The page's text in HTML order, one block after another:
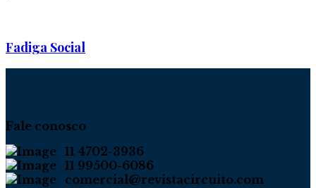
Fadiga Social
Fale conosco
11 4702-3936
11 99500-6086
comercial@revistacircuito.com